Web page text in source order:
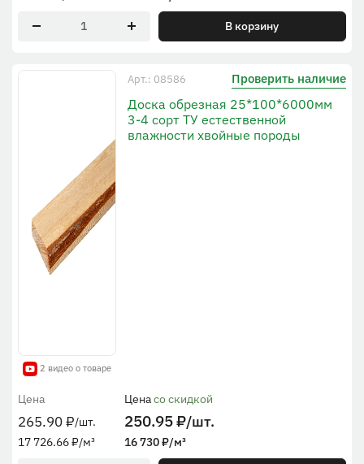
В корзину
2 видео о товаре
Арт.: 08586 Проверить наличие
Доска обрезная 25*100*6000мм
3-4 сорт ТУ естественной
влажности хвойные породы
Цена
265.90₽/шт.
17 726.66₽/м³
Ценасо скидкой
250.95₽/шт.
16 730₽/м³